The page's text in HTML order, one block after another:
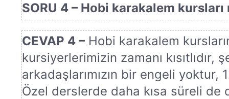
SORU 4 – Hobi karakalem
CEVAP 4 – Hobi karakalem
kursiyerlerimizin zamanı kısıtlıdır,
arkadaşlarımızın bir engeli yoktur,
Özel derslerde daha kısa süreli de